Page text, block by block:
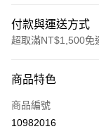
付款與運送方式
超取滿NT$1,500免
信用卡一次付款
信用卡分期付款
商品特色
商品編號
10982016